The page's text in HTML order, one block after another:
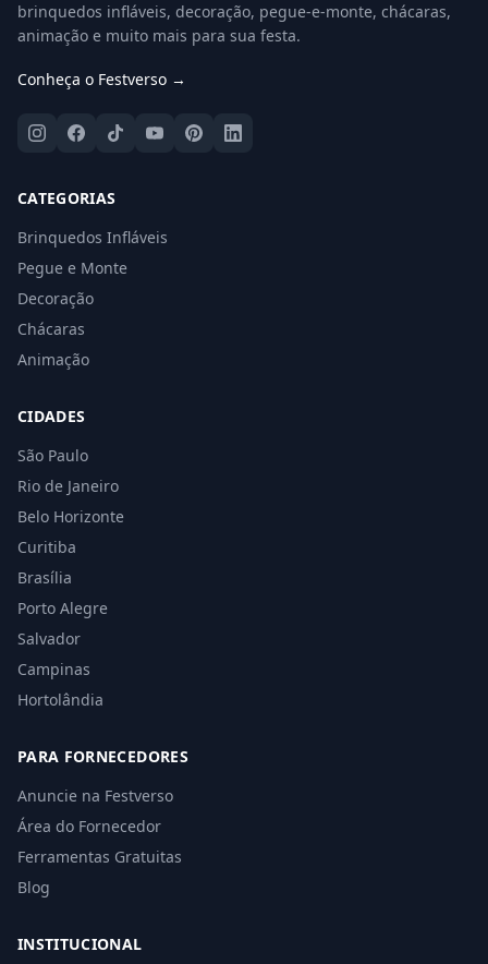
brinquedos infláveis, decoração, pegue-e-monte, chácaras,
animação e muito mais para sua festa.
Conheça o Festverso →
CATEGORIAS
Brinquedos Infláveis
Pegue e Monte
Decoração
Chácaras
Animação
CIDADES
São Paulo
Rio de Janeiro
Belo Horizonte
Curitiba
Brasília
Porto Alegre
Salvador
Campinas
Hortolândia
PARA FORNECEDORES
Anuncie na Festverso
Área do Fornecedor
Ferramentas Gratuitas
Blog
INSTITUCIONAL